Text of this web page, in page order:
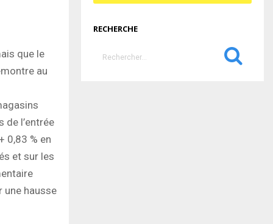
que le
au
de l’entrée
0,83 % en
et sur les
une hausse
RECHERCHE